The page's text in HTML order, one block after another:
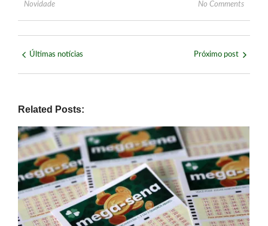
Novidade No Comments
Últimas notícias Próximo post
Related Posts: